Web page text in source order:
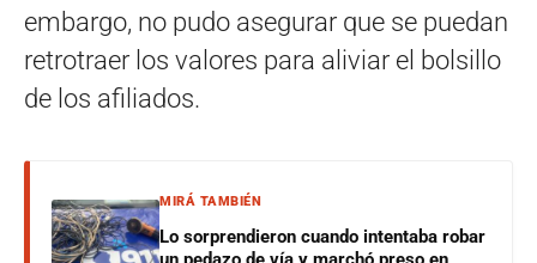
embargo, no pudo asegurar que se puedan
retrotraer los valores para aliviar el bolsillo
de los afiliados.
MIRÁ TAMBIÉN
Lo sorprendieron cuando intentaba robar